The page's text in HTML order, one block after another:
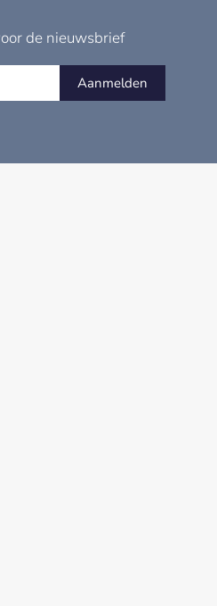
de nieuwsbrief
Aanmelden